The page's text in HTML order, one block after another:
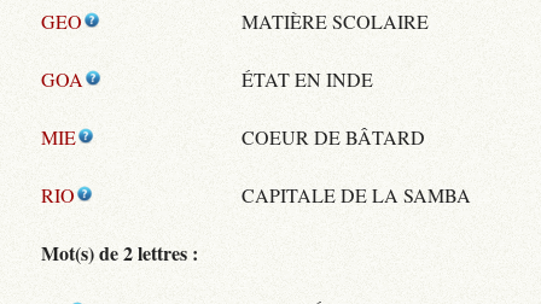
GEO MATIÈRE SCOLAIRE
GOA ÉTAT EN INDE
MIE COEUR DE BÂTARD
RIO CAPITALE DE LA SAMBA
Mot(s) de 2 lettres :